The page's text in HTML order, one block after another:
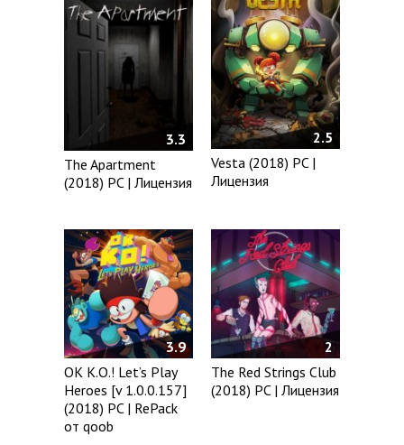
3.3
The Apartment
(2018) PC | Лицензия
2.5
Vesta (2018) PC |
Лицензия
3.9
OK K.O.! Let’s Play
Heroes [v 1.0.0.157]
(2018) PC | RePack
от qoob
2
The Red Strings Club
(2018) PC | Лицензия